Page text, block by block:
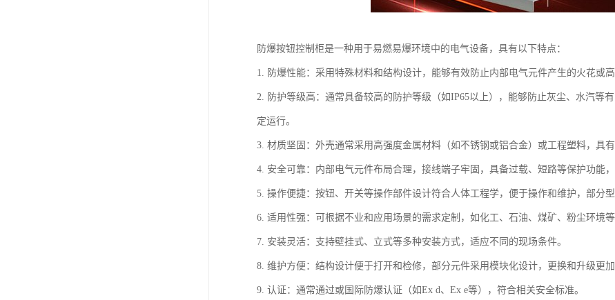
防爆按钮控制柜是一种用于易燃易爆环境中的电气设备，具有以下特点：
1. 防爆性能：采用特殊材料和结构设计，能够有效防止内部电气元件产生的火花或
2. 防护等级高：通常具备较高的防护等级（如IP65以上），能够防止灰尘、水汽等
定运行。
3. 材质坚固：外壳通常采用高强度金属材料（如不锈钢或铝合金）或工程塑料，具
4. 安全可靠：内部电气元件布局合理，接线端子牢固，具备过载、短路等保护功能
5. 操作便捷：按钮、开关等操作部件设计符合人体工程学，便于操作和维护，部分
6. 适用性强：可根据不业和应用场景的需求定制，如化工、石油、煤矿、粉尘环境
7. 安装灵活：支持壁挂式、立式等多种安装方式，适应不同的现场条件。
8. 维护方便：结构设计便于打开和检修，部分元件采用模块化设计，更换和升级更加
9. 认证：通常通过或国际防爆认证（如Ex d、Ex e等），符合相关安全标准。